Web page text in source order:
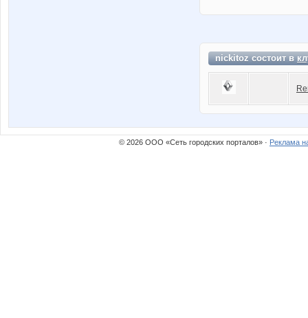
nickitoz состоит в
© 2026 ООО «Сеть городских порталов» · Реклама